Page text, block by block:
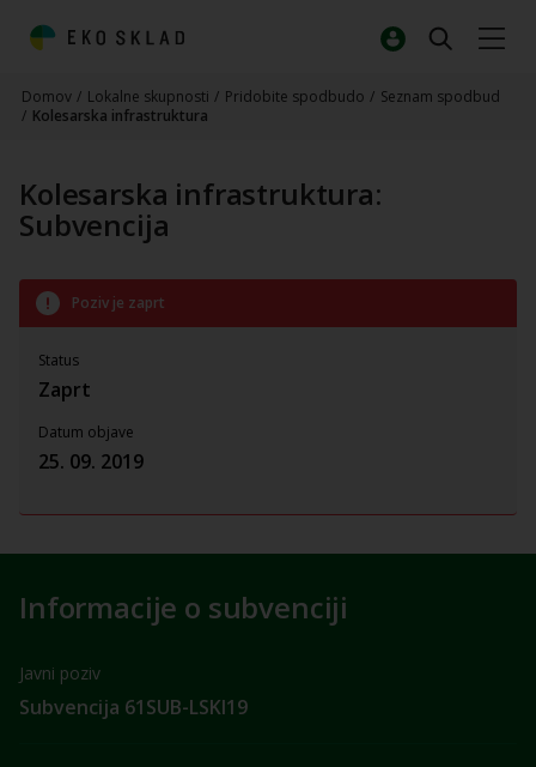
Domov / Lokalne skupnosti / Pridobite spodbudo / Seznam spodbud
/ Kolesarska infrastruktura
Kolesarska infrastruktura:
Subvencija
Informacije o subvenciji
Javni poziv
Subvencija 61SUB-LSKI19
Poziv je zaprt
Status
Zaprt
Datum objave
25. 09. 2019